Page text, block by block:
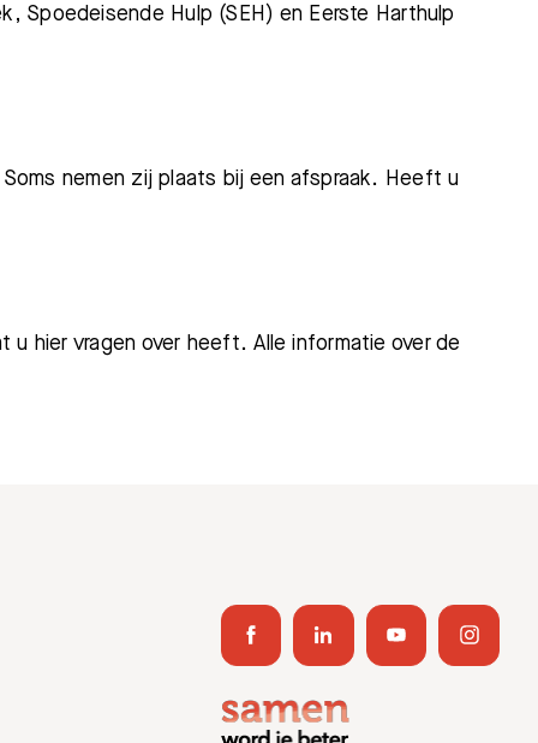
Spoedeisende Hulp (SEH) en Eerste Harthulp
nemen zij plaats bij een afspraak. Heeft u
hier vragen over heeft. Alle informatie over de